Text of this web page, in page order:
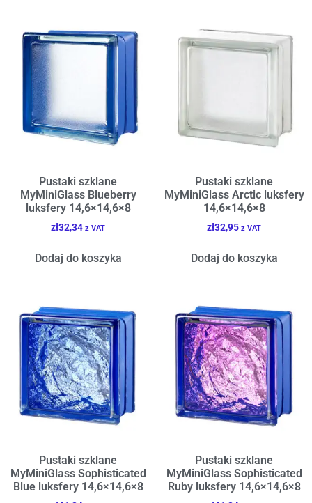
Pustaki szklane
MyMiniGlass Blueberry
luksfery 14,6×14,6×8
zł32,34 z VAT
Dodaj do koszyka
Pustaki szklane
MyMiniGlass Arctic luksfery
14,6×14,6×8
zł32,95 z VAT
Dodaj do koszyka
Pustaki szklane
MyMiniGlass Sophisticated
Blue luksfery 14,6×14,6×8
Pustaki szklane
MyMiniGlass Sophisticated
Ruby luksfery 14,6×14,6×8